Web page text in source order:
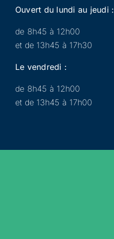
Ouvert du lundi au jeudi :
de 8h45 à 12h00
et de 13h45 à 17h30
Le vendredi :
de 8h45 à 12h00
et de 13h45 à 17h00